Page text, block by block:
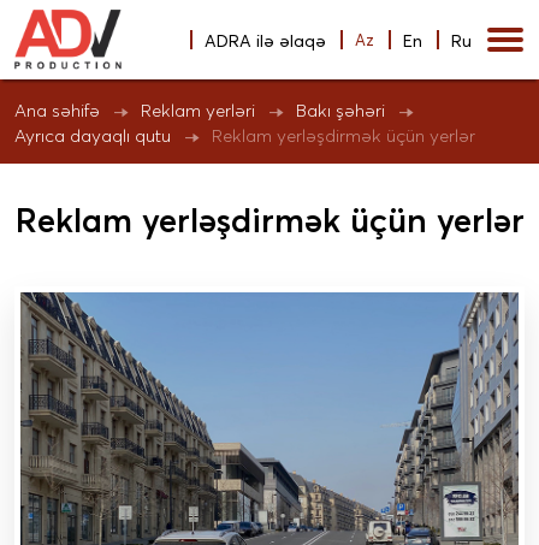
ADRA ilə əlaqə Az En Ru
Ana səhifə Reklam yerləri
Bakı şəhəri
Ayrıca dayaqlı qutu
Reklam yerləşdirmək üçün yerlər
Reklam yerləşdirmək üçün yerlər